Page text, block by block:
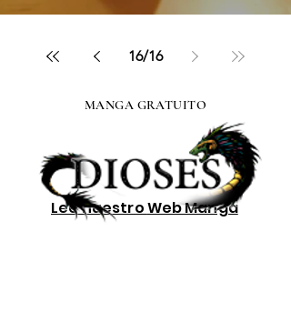
16/16
Lee nuestroWeb Manga
MANGA GRATUITO